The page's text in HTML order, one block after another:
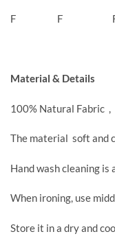
F F
Material & Details
100% Natural Fabric ,
The material soft and
Hand wash cleaning is
When ironing, use
Store it in a dry and